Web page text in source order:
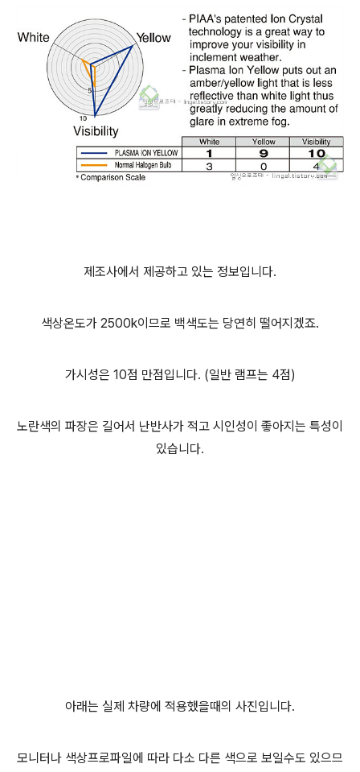
제조사에서 제공하고 있는 정보입니다.
색상온도가 2500k이므로 백색도는 당연히 떨어지겠죠.
가시성은 10점 만점입니다. (일반 램프는 4점)
노란색의 파장은 길어서 난반사가 적고 시인성이 좋아지는 특성이
있습니다.
아래는 실제 차량에 적용했을때의 사진입니다.
모니터나 색상프로파일에 따라 다소 다른 색으로 보일수도 있으므